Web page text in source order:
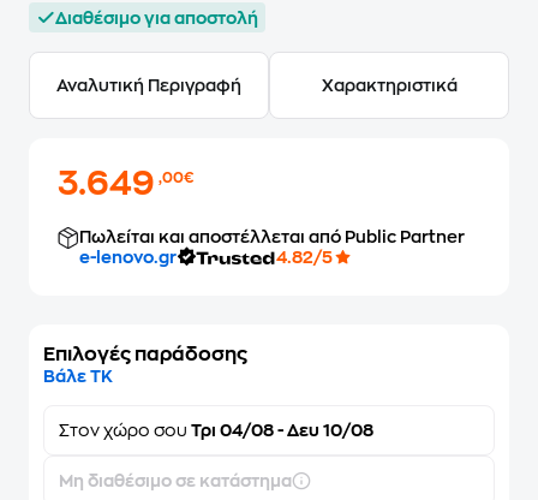
Διαθέσιμο για αποστολή
Αναλυτική Περιγραφή Χαρακτηριστικά
3.649,00€
Πωλείται και αποστέλλεται από Public Partner
e-lenovo.gr
4.82/5
Επιλογές παράδοσης
Βάλε ΤΚ
Στον χώρο σου Τρι 04/08 - Δευ 10/08
Μη διαθέσιμο σε κατάστημα